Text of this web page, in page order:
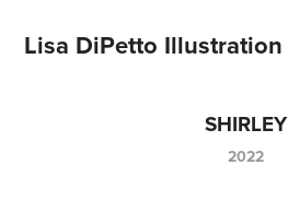
Lisa DiPetto Illustration
SHIRLEY
2022